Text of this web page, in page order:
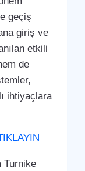
geçiş
giriş ve
etkili
de
ihtiyaçlara
Turnike